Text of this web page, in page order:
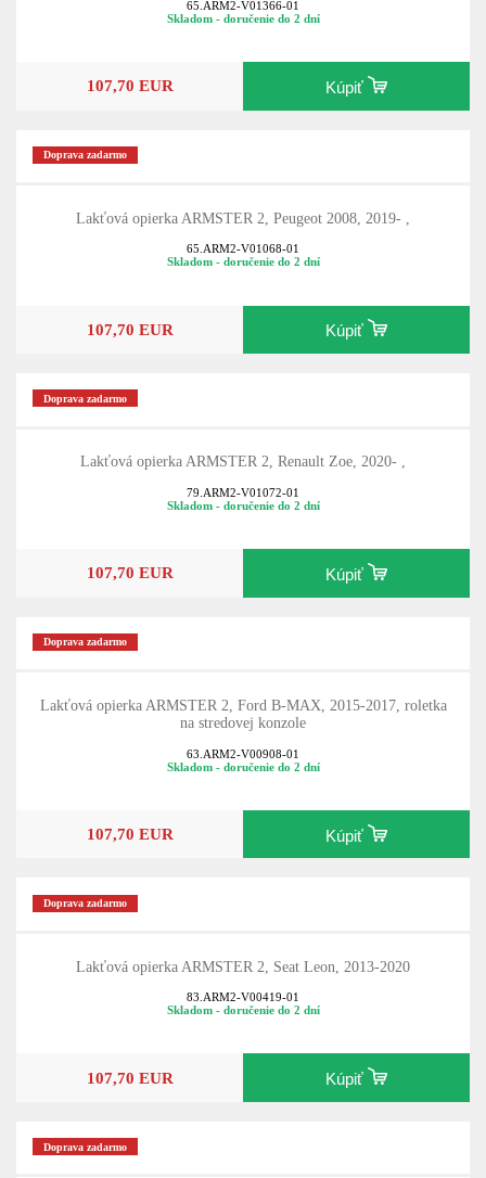
65.ARM2-V01366-01
Skladom - doručenie do 2 dní
107,70 EUR Kúpiť
Doprava zadarmo
Lakťová opierka ARMSTER 2, Peugeot 2008, 2019- ,
65.ARM2-V01068-01
Skladom - doručenie do 2 dní
107,70 EUR Kúpiť
Doprava zadarmo
Lakťová opierka ARMSTER 2, Renault Zoe, 2020- ,
79.ARM2-V01072-01
Skladom - doručenie do 2 dní
107,70 EUR Kúpiť
Doprava zadarmo
Lakťová opierka ARMSTER 2, Ford B-MAX, 2015-2017, roletka
na stredovej konzole
63.ARM2-V00908-01
Skladom - doručenie do 2 dní
107,70 EUR Kúpiť
Doprava zadarmo
Lakťová opierka ARMSTER 2, Seat Leon, 2013-2020
83.ARM2-V00419-01
Skladom - doručenie do 2 dní
107,70 EUR Kúpiť
Doprava zadarmo